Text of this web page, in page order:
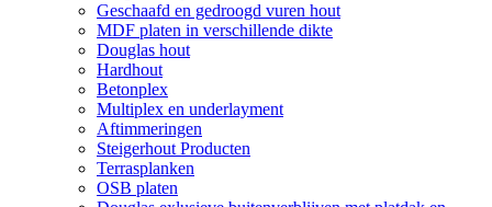
Geschaafd en gedroogd vuren hout
MDF platen in verschillende dikte
Douglas hout
Hardhout
Betonplex
Multiplex en underlayment
Aftimmeringen
Steigerhout Producten
Terrasplanken
OSB platen